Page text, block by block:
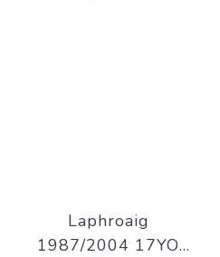
Laphroaig
1987/2004 17YO